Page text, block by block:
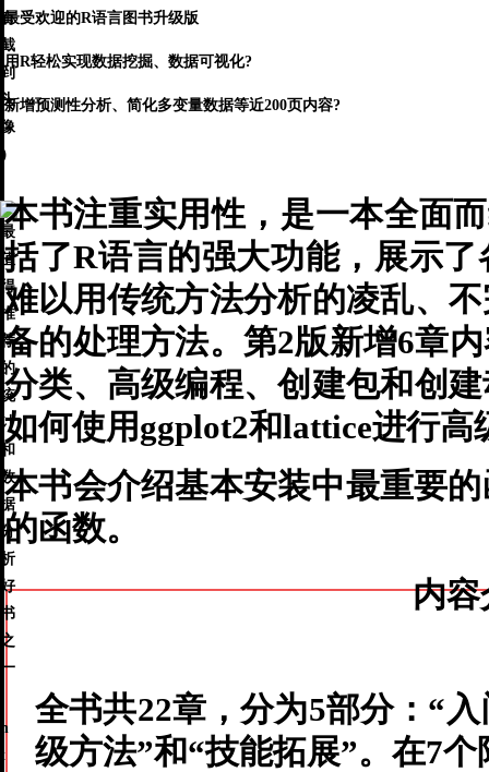
有
截
到
头
像
）
h
t
最受欢迎的R语言图书升级版
用R轻松实现数据挖掘、数据可视化?
新增预测性分析、简化多变量数据等近200页内容?
本书注重实用性，是一本全面
括了R语言的强大功能，展示
难以用传统方法分析的凌乱、
备的处理方法。第2版新增6章
分类、高级编程、创建包和创
如何使用ggplot2和lattice进行高
本书会介绍基本安装中最重要
的函数。
内容
全书共22章，分为5部分：“
级方法”和“技能拓展”。在7个